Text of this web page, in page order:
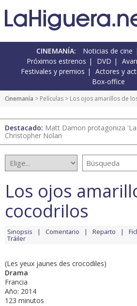
CINEMANÍA: Noticias de cine
Próximos estrenos
DVD
Festivales y premios
Actores y
Box-office
Cinemanía > Películas > Los ojos amarillos de
Destacado: Matt Damon protagoniza
Christopher Nolan
Los ojos
cocodrilos
Sinopsis Comentario Reparto
Tráiler
(Les yeux jaunes des crocodiles)
Drama
Francia
Año: 2014
123 minutos